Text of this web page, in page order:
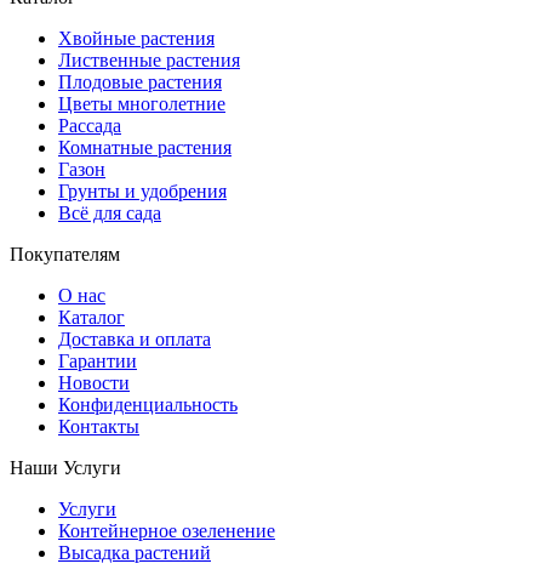
Хвойные растения
Лиственные растения
Плодовые растения
Цветы многолетние
Рассада
Комнатные растения
Газон
Грунты и удобрения
Всё для сада
Покупателям
О нас
Каталог
Доставка и оплата
Гарантии
Новости
Конфиденциальность
Контакты
Наши Услуги
Услуги
Контейнерное озеленение
Высадка растений